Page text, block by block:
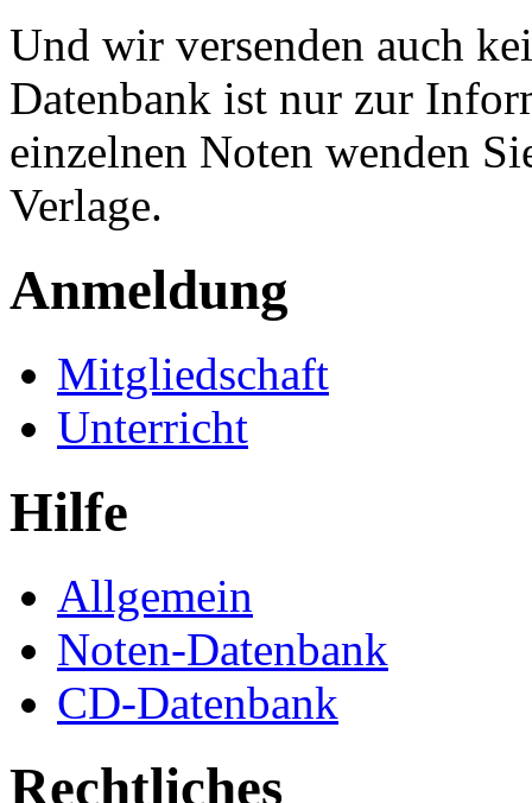
Und wir versenden auch
Datenbank ist nur zur
einzelnen Noten wenden
Verlage.
Anmeldung
Mitgliedschaft
Unterricht
Hilfe
Allgemein
Noten-Datenbank
CD-Datenbank
Rechtliches